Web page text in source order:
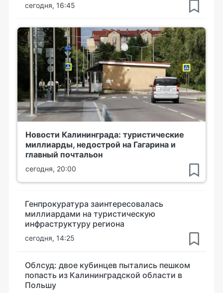
сегодня, 16:45
Новости Калининграда: туристические
миллиарды, недострой на Гагарина и
главный почтальон
сегодня, 20:00
Генпрокуратура заинтересовалась
миллиардами на туристическую
инфраструктуру региона
сегодня, 14:25
Облсуд: двое кубинцев пытались пешком
попасть из Калининградской области в
Польшу